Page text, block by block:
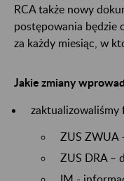
RCA także nowy
postępowania będzie
za każdy miesiąc, w
Jakie zmiany
zaktualizowaliśmy
ZUS ZWUA
ZUS DRA –
IM -